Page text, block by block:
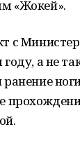
«Жокей».
с
а не